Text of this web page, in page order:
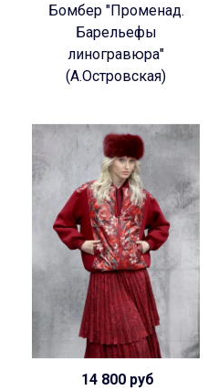
Бомбер "Променад.
Барельефы
линогравюра"
(А.Островская)
14 800 руб